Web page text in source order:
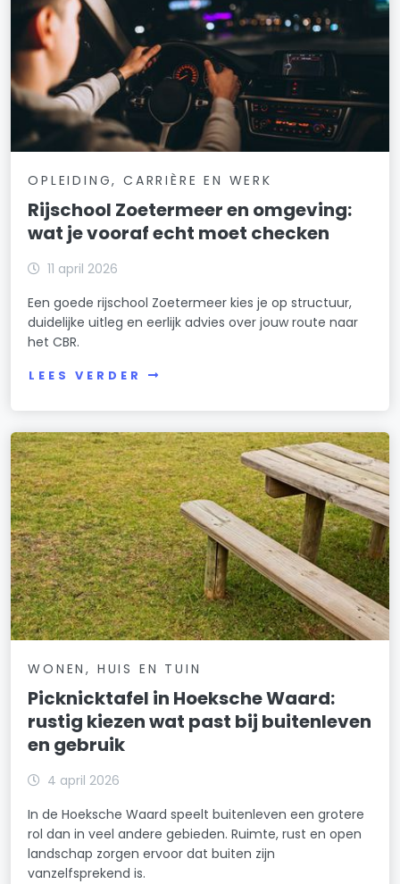
OPLEIDING, CARRIÈRE EN WERK
Rijschool Zoetermeer en omgeving:
wat je vooraf echt moet checken
11 april 2026
Een goede rijschool Zoetermeer kies je op structuur,
duidelijke uitleg en eerlijk advies over jouw route naar
het CBR.
LEES VERDER
WONEN, HUIS EN TUIN
Picknicktafel in Hoeksche Waard:
rustig kiezen wat past bij buitenleven
en gebruik
4 april 2026
In de Hoeksche Waard speelt buitenleven een grotere
rol dan in veel andere gebieden. Ruimte, rust en open
landschap zorgen ervoor dat buiten zijn
vanzelfsprekend is.